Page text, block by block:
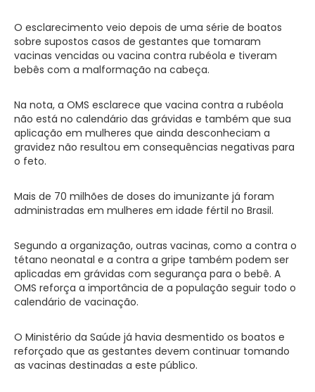
O esclarecimento veio depois de uma série de boatos
sobre supostos casos de gestantes que tomaram
vacinas vencidas ou vacina contra rubéola e tiveram
bebês com a malformação na cabeça.
Na nota, a OMS esclarece que vacina contra a rubéola
não está no calendário das grávidas e também que sua
aplicação em mulheres que ainda desconheciam a
gravidez não resultou em consequências negativas para
o feto.
Mais de 70 milhões de doses do imunizante já foram
administradas em mulheres em idade fértil no Brasil.
Segundo a organização, outras vacinas, como a contra o
tétano neonatal e a contra a gripe também podem ser
aplicadas em grávidas com segurança para o bebê. A
OMS reforça a importância de a população seguir todo o
calendário de vacinação.
O Ministério da Saúde já havia desmentido os boatos e
reforçado que as gestantes devem continuar tomando
as vacinas destinadas a este público.